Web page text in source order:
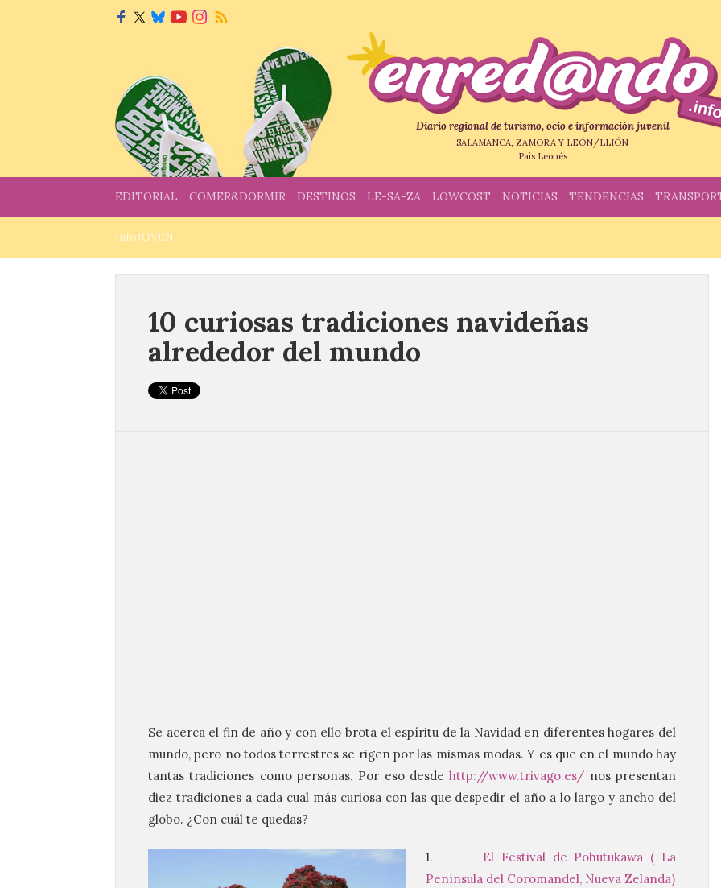
Diario regional de turismo, ocio e información juvenil
SALAMANCA, ZAMORA Y LEÓN/LLIÓN
País Leonés
EDITORIAL COMER&DORMIR DESTINOS LE-SA-ZA LOWCOST NOTICIAS TENDENCIAS
InfoJOVEN
10 curiosas tradiciones navideñas
alrededor del mundo
Se acerca el fin de año y con ello brota el espíritu de la Navidad en diferentes hogares del
mundo, pero no todos terrestres se rigen por las mismas modas. Y es que en el mundo hay
tantas tradiciones como personas. Por eso desdehttp://www.trivago.es/ nos presentan
diez tradiciones a cada cual más curiosa con las que despedir el año a lo largo y ancho del
globo. ¿Con cuál te quedas?
1. El Festival de Pohutukawa ( La
Península del Coromandel, Nueva Zelanda)